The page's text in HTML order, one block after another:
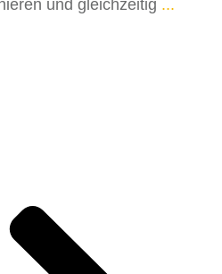
und gleichzeitig ...